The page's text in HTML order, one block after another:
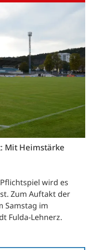
Mit Heimstärke
wird es
Zum Auftakt der
Samstag im
Fulda-Lehnerz.